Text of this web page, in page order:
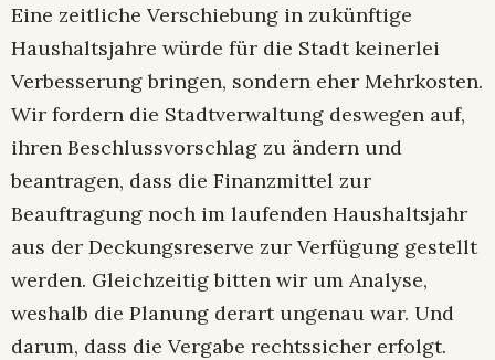
Eine zeitliche Verschiebung in zukünftige
Haushaltsjahre würde für die Stadt keinerlei
Verbesserung bringen, sondern eher Mehrkosten.
Wir fordern die Stadtverwaltung deswegen auf,
ihren Beschlussvorschlag zu ändern und
beantragen, dass die Finanzmittel zur
Beauftragung noch im laufenden Haushaltsjahr
aus der Deckungsreserve zur Verfügung gestellt
werden. Gleichzeitig bitten wir um Analyse,
weshalb die Planung derart ungenau war. Und
darum, dass die Vergabe rechtssicher erfolgt.